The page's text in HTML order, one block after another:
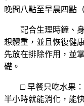
晚間八點至早晨四點
配合生理時鐘、身
想體重，並且恢復健
先放在排除作用，並
礎。
□ 早餐只吃水果：
半小時就能消化，能